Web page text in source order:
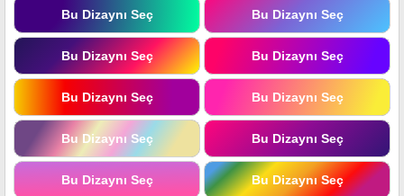
Bu Dizaynı Seç Bu Dizaynı Seç
Bu Dizaynı Seç Bu Dizaynı Seç
Bu Dizaynı Seç Bu Dizaynı Seç
Bu Dizaynı Seç Bu Dizaynı Seç
Bu Dizaynı Seç Bu Dizaynı Seç